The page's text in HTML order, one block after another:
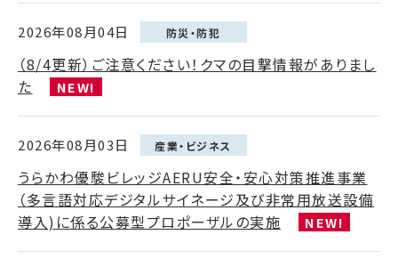
2026年08月04日 防災・防犯
（8/4更新）ご注意ください！クマの目撃情報がありまし
た
NEW!
2026年08月03日 産業・ビジネス
うらかわ優駿ビレッジAERU安全・安心対策推進事業
（多言語対応デジタルサイネージ及び非常用放送設備
導入)に係る公募型プロポーザルの実施
NEW!